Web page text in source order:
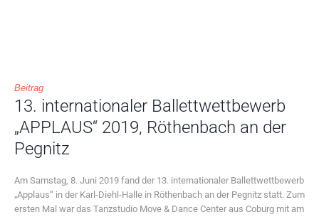
Beitrag
13. internationaler Ballettwettbewerb
„APPLAUS“ 2019, Röthenbach an der
Pegnitz
Am Samstag, 8. Juni 2019 fand der 13. internationaler Ballettwettbewerb
„Applaus“ in der Karl-Diehl-Halle in Röthenbach an der Pegnitz statt. Zum
ersten Mal war das Tanzstudio Move & Dance Center aus Coburg mit am